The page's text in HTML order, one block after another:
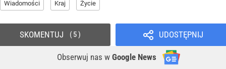
Wiadomości Kraj Życie
UDOSTĘPNIJ
Obserwuj nas w Google News
SKOMENTUJ 5